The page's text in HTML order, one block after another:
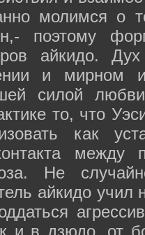
молимся о
поэтому
айкидо.
и мирном
силой
то, что
как
между
Не
айкидо учил
и в дзюдо, от